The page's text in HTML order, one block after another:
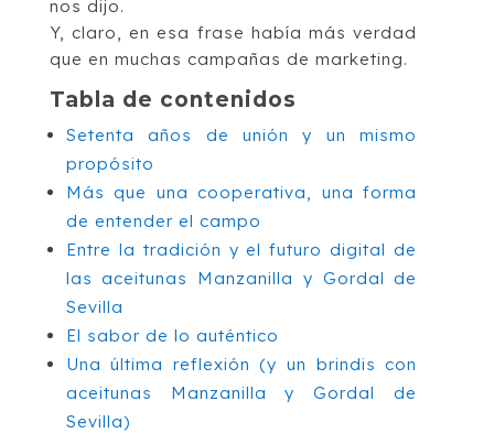
nos dijo.
Y, claro, en esa frase había más verdad
que en muchas campañas de marketing.
Tabla de contenidos
Setenta años de unión y un mismo
propósito
Más que una cooperativa, una forma
de entender el campo
Entre la tradición y el futuro digital de
las aceitunas Manzanilla y Gordal de
Sevilla
El sabor de lo auténtico
Una última reflexión (y un brindis con
aceitunas Manzanilla y Gordal de
Sevilla)